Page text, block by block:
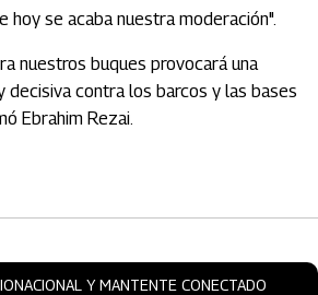
hoy se acaba nuestra moderación".
nuestros buques provocará una
decisiva contra los barcos y las bases
Ebrahim Rezai.
Y MANTENTE CONECTADO